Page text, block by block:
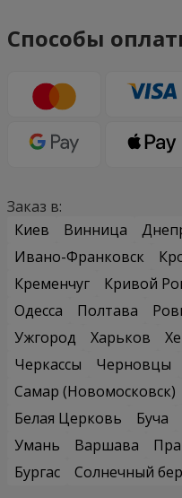
Способы
Заказ в:
Киев
Винница
Ивано-Франковск
Кременчуг
Кривой
Одесса
Полтава
Ужгород
Харьков
Черкассы
Черновцы
Самар (Новомосковск)
Белая Церковь
Буча
Умань
Варшава
Бургас
Солнечный